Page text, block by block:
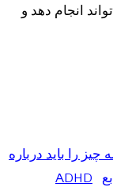
انجام دهد و
چیز را باید درباره
ADHD